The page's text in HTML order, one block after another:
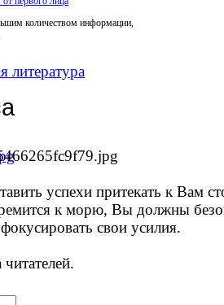
количеством информации,
литература
успехи притекать к Вам
к морю, Вы должны
свои усилия.